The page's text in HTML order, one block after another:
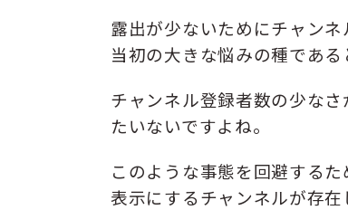
露出が少ないためにチャン
当初の大きな悩みの種である
チャンネル登録者数の少な
たいないですよね。
このような事態を回避する
表示にするチャンネルが存在